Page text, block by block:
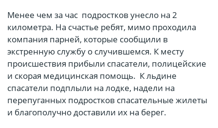
Менее чем за час подростков унесло на 2
километра. На счастье ребят, мимо проходила
компания парней, которые сообщили в
экстренную службу о случившемся. К месту
происшествия прибыли спасатели, полицейские
и скорая медицинская помощь. К льдине
спасатели подплыли на лодке, надели на
перепуганных подростков спасательные жилеты
и благополучно доставили их на берег.